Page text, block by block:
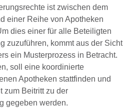
ist zwischen dem
einer Reihe von Apotheken
dies einer für alle Beteiligten
zuzuführen, kommt aus der Sicht
ein Musterprozess in Betracht.
soll eine koordinierte
Apotheken stattfinden und
zum Beitritt zu der
gegeben werden.